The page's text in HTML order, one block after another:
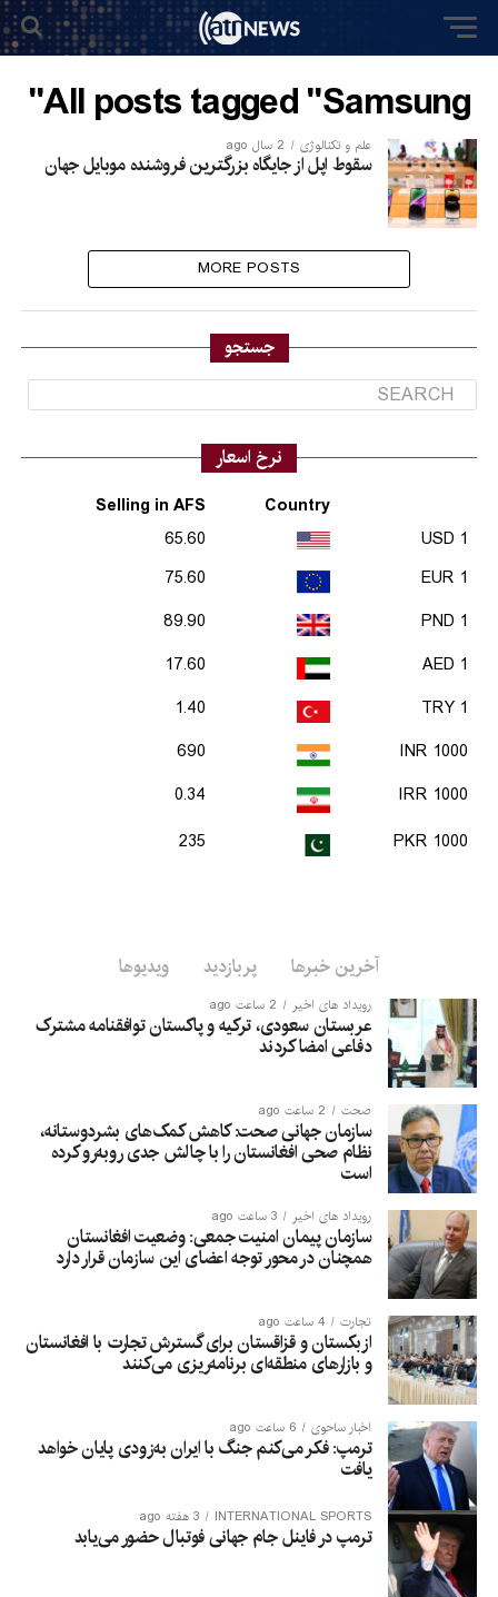
All posts tagged "Samsung"
علم و تکنالوژی 2 سال ago
سقوط اپل از جایگاه بزرگترین فروشنده موبایل جهان
MORE POSTS
جستجو
نرخ اسعار
Country
Selling in AFS
1 USD
65.60
1 EUR
75.60
1 PND
89.90
1 AED
17.60
1 TRY
1.40
1000 INR
690
1000 IRR
0.34
1000 PKR
235
آخرین خبرها پربازدید ویدیوها
رویداد های اخیر 2 ساعت ago
عربستان سعودی، ترکیه و پاکستان توافقنامه مشترک
دفاعی امضا کردند
صحت 2 ساعت ago
سازمان جهانی صحت: کاهش کمک‌های بشردوستانه،
نظام صحی افغانستان را با چالش جدی روبه‌رو کرده
است
رویداد های اخیر 3 ساعت ago
سازمان پیمان امنیت جمعی: وضعیت افغانستان
همچنان در محور توجه اعضای این سازمان قرار دارد
تجارت 4 ساعت ago
ازبکستان و قزاقستان برای گسترش تجارت با افغانستان
و بازارهای منطقه‌ای برنامه‌ریزی می‌کنند
اخبار ساحوی 6 ساعت ago
ترمپ: فکر می‌کنم جنگ با ایران به‌زودی پایان خواهد
یافت
INTERNATIONAL SPORTS 3 هفته ago
ترمپ در فاینل جام جهانی فوتبال حضور می‌یابد